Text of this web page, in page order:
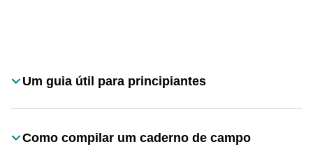
Título
Um guia útil para principiantes
Título
Como compilar um caderno de campo